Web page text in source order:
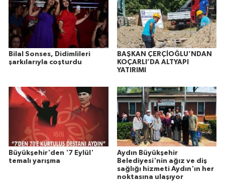
Bilal Sonses, Didimlileri
şarkılarıyla coşturdu
BAŞKAN ÇERÇİOĞLU’NDAN
KOÇARLI’DA ALTYAPI
YATIRIMI
Büyükşehir'den '7 Eylül'
temalı yarışma
Aydın Büyükşehir
Belediyesi'nin ağız ve diş
sağlığı hizmeti Aydın'ın her
noktasına ulaşıyor